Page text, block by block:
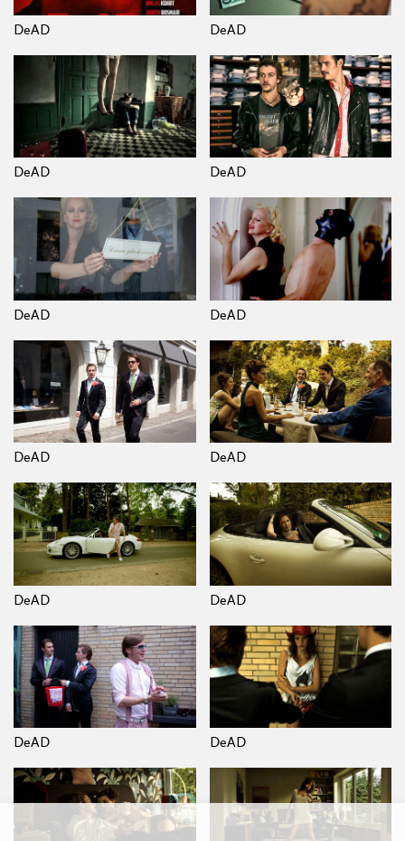
DeAD DeAD
DeAD DeAD
DeAD DeAD
DeAD DeAD
DeAD DeAD
DeAD DeAD